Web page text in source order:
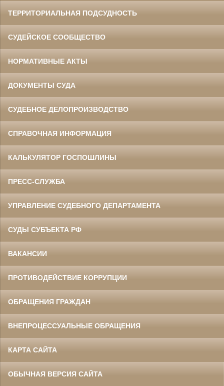
ТЕРРИТОРИАЛЬНАЯ ПОДСУДНОСТЬ
СУДЕЙСКОЕ СООБЩЕСТВО
НОРМАТИВНЫЕ АКТЫ
ДОКУМЕНТЫ СУДА
СУДЕБНОЕ ДЕЛОПРОИЗВОДСТВО
СПРАВОЧНАЯ ИНФОРМАЦИЯ
КАЛЬКУЛЯТОР ГОСПОШЛИНЫ
ПРЕСС-СЛУЖБА
УПРАВЛЕНИЕ СУДЕБНОГО ДЕПАРТАМЕНТА
СУДЫ СУБЪЕКТА РФ
ВАКАНСИИ
ПРОТИВОДЕЙСТВИЕ КОРРУПЦИИ
ОБРАЩЕНИЯ ГРАЖДАН
ВНЕПРОЦЕССУАЛЬНЫЕ ОБРАЩЕНИЯ
КАРТА САЙТА
ОБЫЧНАЯ ВЕРСИЯ САЙТА